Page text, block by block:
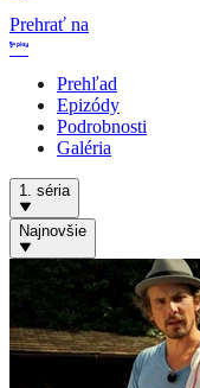
Prehrať na
Prehľad
Epizódy
Podrobnosti
Galéria
1. séria
Najnovšie